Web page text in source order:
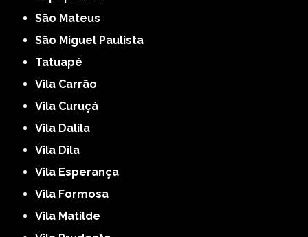
São Mateus
São Miguel Paulista
Tatuapé
Vila Carrão
Vila Curuçá
Vila Dalila
Vila Dila
Vila Esperança
Vila Formosa
Vila Matilde